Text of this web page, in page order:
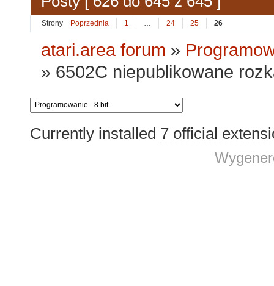
Strony Poprzednia 1 … 24 25 26
atari.area forum »
» 6502C niepublikowane
Currently installed 7 official